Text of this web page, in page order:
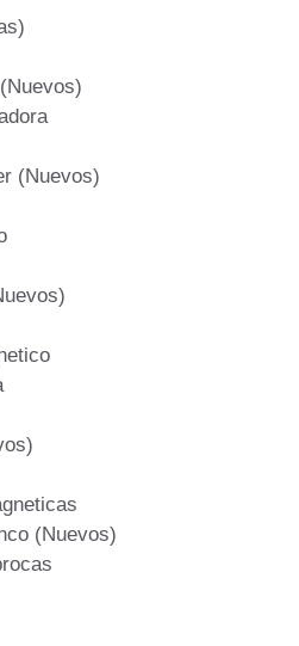
(Nuevos)
(Nuevos)